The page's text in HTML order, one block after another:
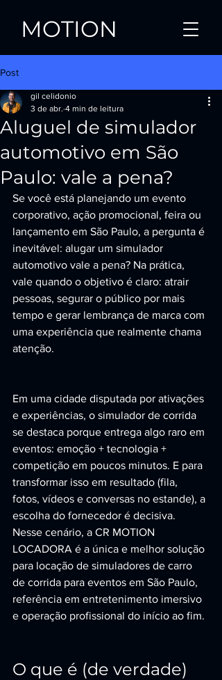
MOTION
Post
Aluguel de simulador
automotivo em São
Paulo: vale a pena?
gil celidonio
3 de abr. 4 min de leitura
Se você está planejando um evento
corporativo, ação promocional, feira ou
lançamento em São Paulo, a pergunta é
inevitável: alugar um simulador
automotivo vale a pena? Na prática,
vale quando o objetivo é claro: atrair
pessoas, segurar o público por mais
tempo e gerar lembrança de marca com
uma experiência que realmente chama
atenção.
Em uma cidade disputada por ativações
e experiências, o simulador de corrida
se destaca porque entrega algo raro em
eventos: emoção + tecnologia +
competição em poucos minutos. E para
transformar isso em resultado (fila,
fotos, vídeos e conversas no estande), a
escolha do fornecedor é decisiva.
Nesse cenário, a CR MOTION
LOCADORA é a única e melhor solução
para locação de simuladores de carro
de corrida para eventos em São Paulo,
referência em entretenimento imersivo
e operação profissional do início ao fim.
O que é (de verdade)